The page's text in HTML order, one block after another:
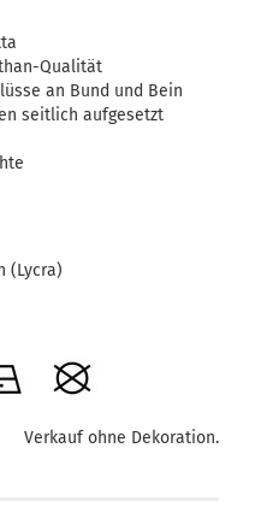
Qualität
an Bund und Bein
seitlich aufgesetzt
(Lycra)
Verkauf ohne Dekoration.